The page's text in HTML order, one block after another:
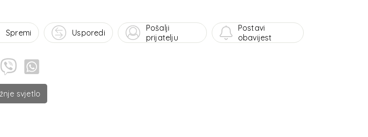
Spremi Usporedi
Pošalji
prijatelju
Postavi
obavijest
svjetlo